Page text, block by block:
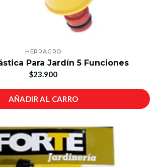
HERRAGRO
Para Jardín 5 Funciones
$23.900
AÑADIR AL CARRO